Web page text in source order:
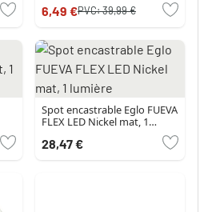
6,49 €PVC:39,99 €
Spot encastrable Eglo FUEVA
FLEX LED Nickel mat, 1
28,47 €